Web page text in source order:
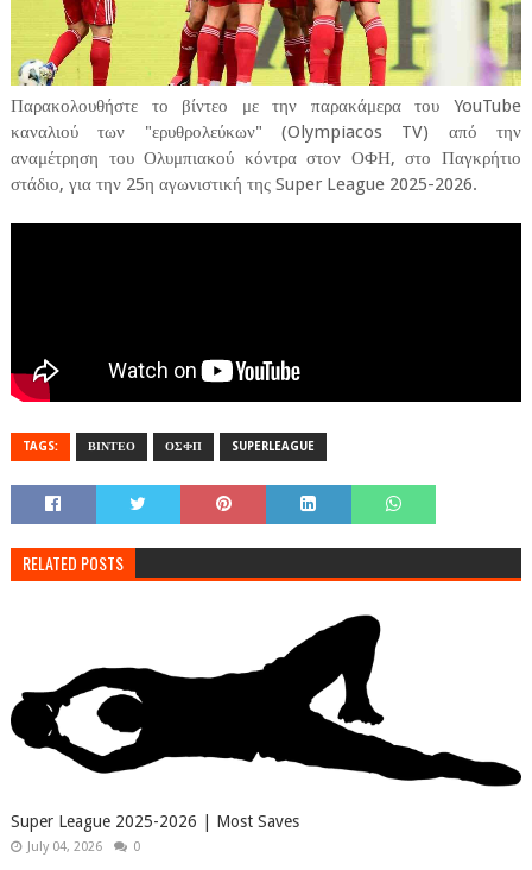
Παρακολουθήστε το βίντεο με την παρακάμερα του YouTube
καναλιού των "ερυθρολεύκων" (Olympiacos TV) από την
αναμέτρηση του Ολυμπιακού κόντρα στον ΟΦΗ, στο Παγκρήτιο
στάδιο, για την 25η αγωνιστική της Super League 2025-2026.
TAGS: ΒΙΝΤΕΟ ΟΣΦΠ SUPERLEAGUE
RELATED POSTS
Super League 2025-2026 | Most Saves
July 04, 2026 0